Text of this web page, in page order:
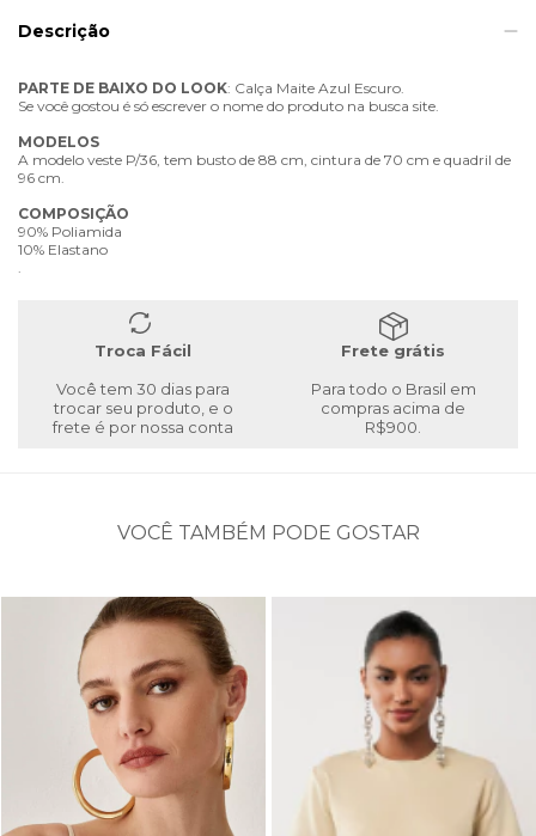
Descrição
PARTE DE BAIXO DO LOOK: Calça Maite Azul Escuro.
Se você gostou é só escrever o nome do produto na busca site.
MODELOS
A modelo veste P/36, tem busto de 88 cm, cintura de 70 cm e quadril de
96 cm.
COMPOSIÇÃO
90% Poliamida
10% Elastano
.
Troca Fácil
Você tem 30 dias para
trocar seu produto, e o
frete é por nossa conta
Frete grátis
Para todo o Brasil em
compras acima de
R$900.
VOCÊ TAMBÉM PODE GOSTAR